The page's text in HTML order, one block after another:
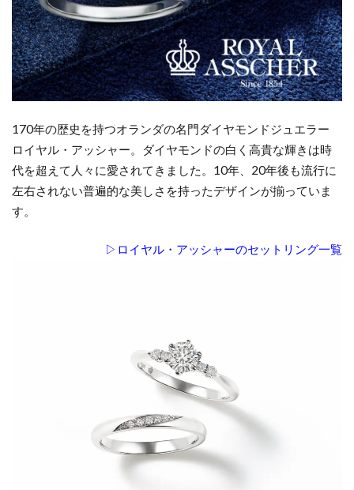
170年の歴史を持つオランダの名門ダイヤモンドジュエラー
ロイヤル・アッシャー。ダイヤモンドの白く高貴な輝きは時
代を超えて人々に愛されてきました。10年、20年後も流行に
左右されない普遍的な美しさを持ったデザインが揃っていま
す。
▷ロイヤル・アッシャーのセットリング一覧